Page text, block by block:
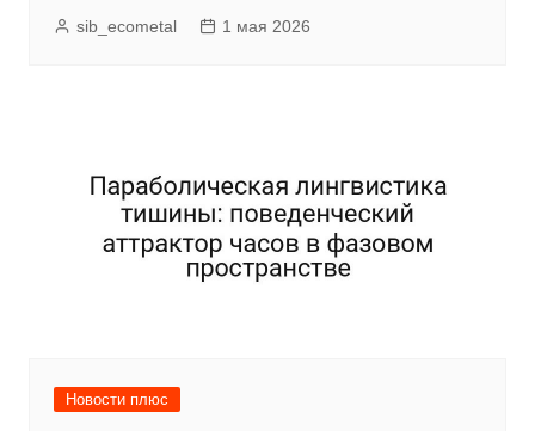
sib_ecometal 1 мая 2026
Новости плюс